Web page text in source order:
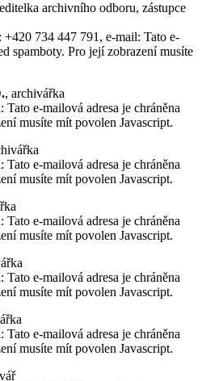
archivního odboru, zástupce
734 447 791, e-mail: Tato e-
spamboty. Pro její zobrazení musíte
, archivářka
Tato e-mailová adresa je chráněna
musíte mít povolen Javascript.
Tato e-mailová adresa je chráněna
musíte mít povolen Javascript.
Tato e-mailová adresa je chráněna
musíte mít povolen Javascript.
Tato e-mailová adresa je chráněna
musíte mít povolen Javascript.
Tato e-mailová adresa je chráněna
musíte mít povolen Javascript.